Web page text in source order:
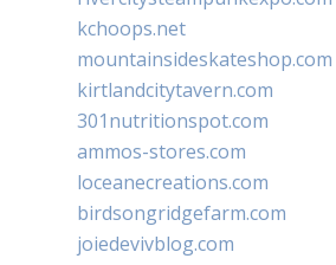
kchoops.net
mountainsideskateshop.com
kirtlandcitytavern.com
301nutritionspot.com
ammos-stores.com
loceanecreations.com
birdsongridgefarm.com
joiedevivblog.com